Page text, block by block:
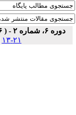
دوره ۶، شماره ۲ - ( ۶-۱۳۹۷ )
۲۱-۱۳
|